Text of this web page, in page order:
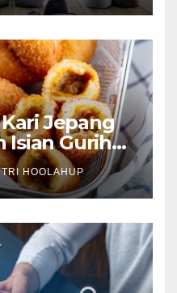
Jepang
Isian Gurih
HOOLAHUP